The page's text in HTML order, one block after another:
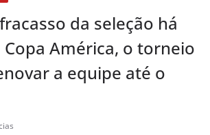
da seleção há
Copa América, o torneio
a equipe até o